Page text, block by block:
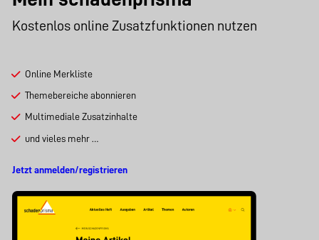
Kostenlos online Zusatzfunktionen nutzen
Online Merkliste
Themebereiche abonnieren
Multimediale Zusatzinhalte
und vieles mehr …
Jetzt anmelden/registrieren